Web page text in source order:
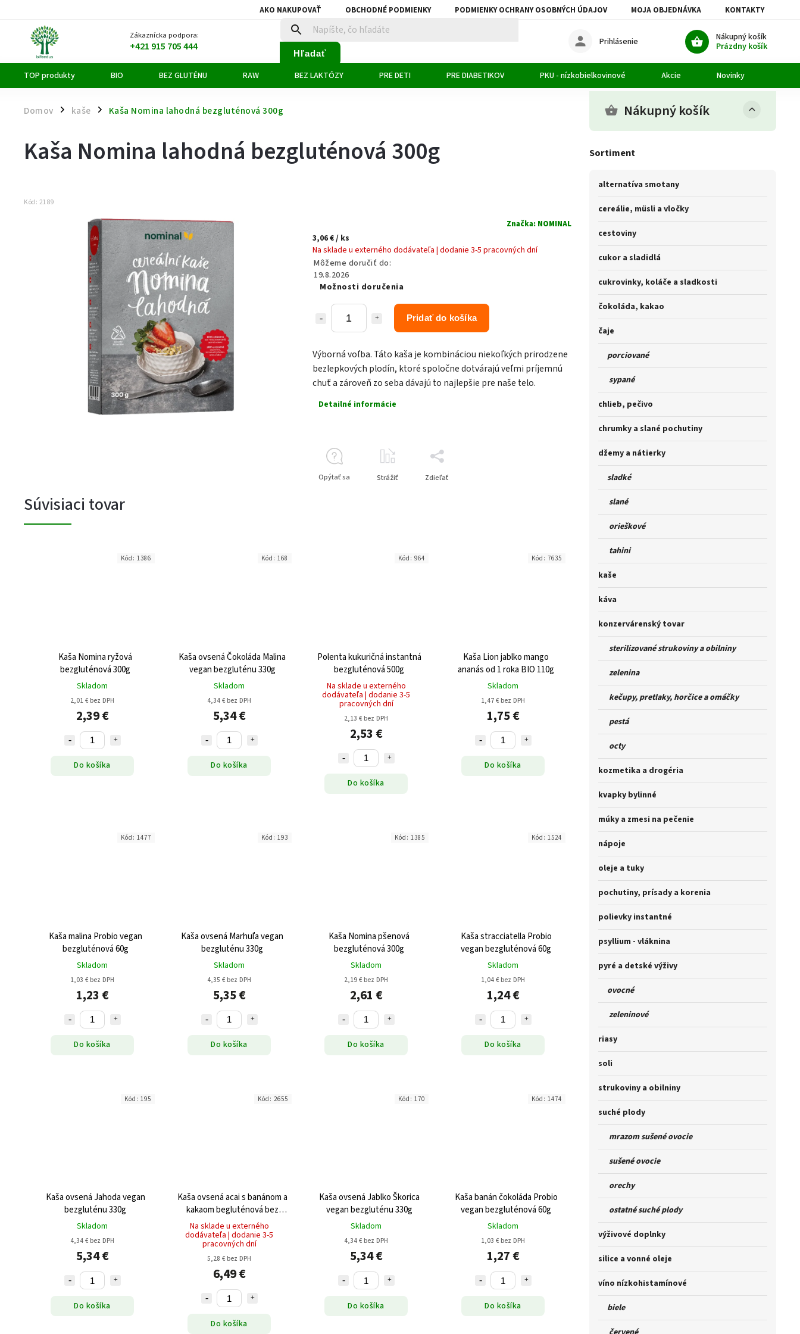
AKO NAKUPOVAŤ OBCHODNÉ PODMIENKY PODMIENKY OCHRANY OSOBNÝCH ÚDAJOV MOJA OBJEDNÁVKA KONTAKTY
Zákaznícka podpora:
+421 915 705 444 Hľadať
Nákupný košík
Prázdny košík
Prihlásenie
TOP produkty BIO BEZ GLUTÉNU RAW BEZ LAKTÓZY PRE DETI PRE DIABETIKOV PKU - nízkobielkovinové Akcie Novinky
Domov / kaše / Kaša Nomina lahodná bezgluténová 300g Nákupný košík
Sortiment
alternatíva smotany
cereálie, müsli a vločky
cestoviny
cukor a sladidlá
cukrovinky, koláče a sladkosti
čokoláda, kakao
čaje
porciované
sypané
chlieb, pečivo
chrumky a slané pochutiny
džemy a nátierky
sladké
slané
orieškové
tahini
kaše
káva
konzervárenský tovar
sterilizované strukoviny a obilniny
zelenina
kečupy, pretlaky, horčice a omáčky
pestá
octy
kozmetika a drogéria
kvapky bylinné
múky a zmesi na pečenie
nápoje
oleje a tuky
pochutiny, prísady a korenia
polievky instantné
psyllium - vláknina
pyré a detské výživy
ovocné
zeleninové
riasy
soli
strukoviny a obilniny
suché plody
mrazom sušené ovocie
sušené ovocie
orechy
ostatné suché plody
výživové doplnky
silice a vonné oleje
víno nízkohistamínové
biele
Kaša Nomina lahodná bezgluténová 300g
Kód: 2189
Značka: NOMINAL
3,06 €/ ks
Na sklade u externého dodávateľa | dodanie 3-5 pracovných dní
Môžeme doručiť do:
19.8.2026
Možnosti doručenia
Pridať do košíka
Výborná voľba. Táto kaša je kombináciou niekoľkých prirodzene
bezlepkových plodín, ktoré spoločne dotvárajú veľmi príjemnú
chuť a zároveň zo seba dávajú to najlepšie pre naše telo.
Detailné informácie
Opýtať sa Strážiť Zdieľať
Súvisiaci tovar
Kaša Nomina ryžová
bezgluténová 300g
Skladom
2,01 € bez DPH
2,39 €
Do košíka
Kód: 1386
Kaša ovsená Čokoláda Malina
vegan bezgluténu 330g
Skladom
4,34 € bez DPH
5,34 €
Do košíka
Kód: 168
Polenta kukuričná instantná
bezgluténová 500g
Na sklade u externého
dodávateľa | dodanie 3-5
pracovných dní
2,13 € bez DPH
2,53 €
Do košíka
Kód: 964
Kaša Lion jablko mango
ananás od 1 roka BIO 110g
Skladom
1,47 € bez DPH
1,75 €
Do košíka
Kód: 7635
Kaša malina Probio vegan
bezgluténová 60g
Skladom
1,03 € bez DPH
1,23 €
Do košíka
Kód: 1477
Kaša ovsená Marhuľa vegan
bezgluténu 330g
Skladom
4,35 € bez DPH
5,35 €
Do košíka
Kód: 193
Kaša Nomina pšenová
bezgluténová 300g
Skladom
2,19 € bez DPH
2,61 €
Do košíka
Kód: 1385
Kaša stracciatella Probio
vegan bezgluténová 60g
Skladom
1,04 € bez DPH
1,24 €
Do košíka
Kód: 1524
Kaša ovsená Jahoda vegan
bezgluténu 330g
Skladom
4,34 € bez DPH
5,34 €
Do košíka
Kód: 195
Kaša ovsená acai s banánom a
kakaom begluténová bez
pridaného cukru BIO 300g
Na sklade u externého
dodávateľa | dodanie 3-5
pracovných dní
5,28 € bez DPH
6,49 €
Do košíka
Kód: 2655
Kaša ovsená Jablko Škorica
vegan bezgluténu 330g
Skladom
4,34 € bez DPH
5,34 €
Do košíka
Kód: 170
Kaša banán čokoláda Probio
vegan bezgluténová 60g
Skladom
1,03 € bez DPH
1,27 €
Do košíka
Kód: 1474